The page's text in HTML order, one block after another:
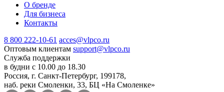
О бренде
Для бизнеса
Контакты
8 800 222-10-61 acces@vlpco.ru
Оптовым клиентам support@vlpco.ru
Служба поддержки
в будни с 10.00 до 18.30
Россия, г. Санкт-Петербург, 199178,
наб. реки Смоленки, 33, БЦ «На Смоленке»